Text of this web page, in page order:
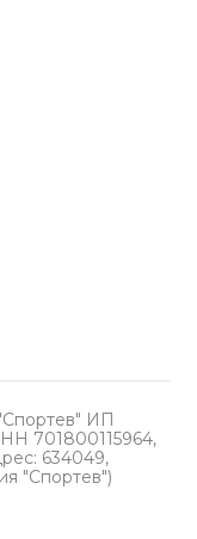
ИП
701800115964,
634049,
"Спортев")